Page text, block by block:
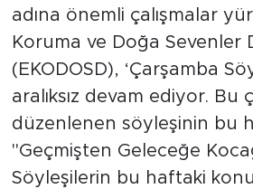
adına önemli çalışmalar
Koruma ve Doğa Sevenler
(EKODOSD), ‘Çarşamba
aralıksız devam ediyor. Bu
düzenlenen söyleşinin bu
"Geçmişten Geleceğe
Söyleşilerin bu haftaki